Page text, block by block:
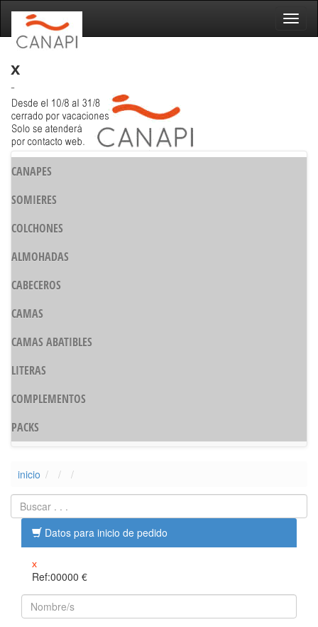
x
-
CANAPES
SOMIERES
COLCHONES
ALMOHADAS
CABECEROS
CAMAS
CAMAS ABATIBLES
LITERAS
COMPLEMENTOS
PACKS
inicio
Datos para inicio de pedido
x
Ref:00000 €